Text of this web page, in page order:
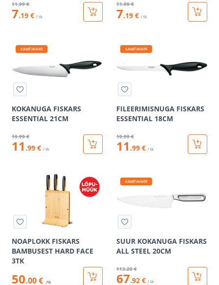
11.99 €
7.19 € / tk
11.99 €
7.19 € / tk
КАМПАНИЯ
KOKANUGA FISKARS
ESSENTIAL 21CM
19.99 €
11 .99 € / tk
КАМПАНИЯ
FILEERIMISNUGA FISKARS
ESSENTIAL 18CM
19.99 €
11 .99 € / tk
NOAPLOKK FISKARS
BAMBUSEST HARD FACE
3TK
50.00 € /tk
КАМПАНИЯ
SUUR KOKANUGA FISKARS
ALL STEEL 20CM
113.20 €
67.92 € / tk